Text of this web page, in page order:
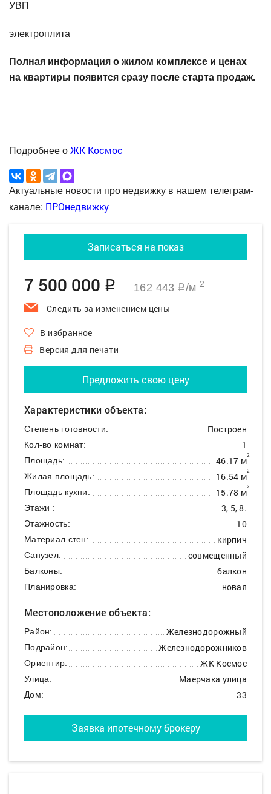
УВП
электроплита
Полная информация о жилом комплексе и ценах
на квартиры появится сразу после старта продаж.
Подробнее о ЖК Космос
Актуальные новости про недвижку в нашем телеграм-
канале: ПРОнедвижку
Записаться на показ
7 500 000 q 162 443 q/м 2
Следить за изменением цены
В избранное
Версия для печати
Предложить свою цену
Характеристики объекта:
Степень готовности: Построен
Кол-во комнат: 1
Площадь: 46.17 м2
Жилая площадь: 16.54 м2
Площадь кухни: 15.78 м2
Этажи : 3, 5, 8.
Этажность: 10
Материал стен: кирпич
Санузел: совмещенный
Балконы: балкон
Планировка: новая
Местоположение объекта:
Район: Железнодорожный
Подрайон: Железнодорожников
Ориентир: ЖК Космос
Улица: Маерчака улица
Дом: 33
Заявка ипотечному брокеру